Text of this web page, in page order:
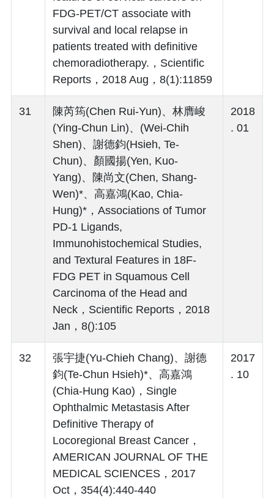
FDG-PET/CT associate with
survival and local relapse in
patients treated with definitive
chemoradiotherapy.，Scientific
Reports，2018 Aug，8(1):11859
31
陳芮筠(Chen Rui-Yun)、林膺峻
(Ying-Chun Lin)、(Wei-Chih
Shen)、謝德鈞(Hsieh, Te-
Chun)、顏國揚(Yen, Kuo-
Yang)、陳尚文(Chen, Shang-
Wen)*、高嘉鴻(Kao, Chia-
Hung)*，Associations of Tumor
PD-1 Ligands,
Immunohistochemical Studies,
and Textural Features in 18F-
FDG PET in Squamous Cell
Carcinoma of the Head and
Neck，Scientific Reports，2018
Jan，8():105
2018
. 01
32
張宇捷(Yu-Chieh Chang)、謝德
鈞(Te-Chun Hsieh)*、高嘉鴻
(Chia-Hung Kao)，Single
Ophthalmic Metastasis After
Definitive Therapy of
Locoregional Breast Cancer，
AMERICAN JOURNAL OF THE
MEDICAL SCIENCES，2017
Oct，354(4):440-440
2017
. 10